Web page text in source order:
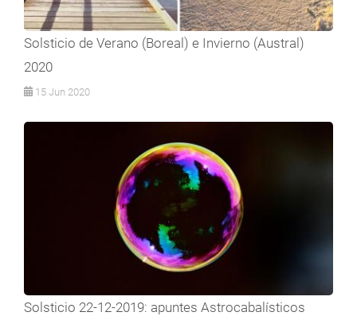
Solsticio de Verano (Boreal) e Invierno (Austral)
2020
15 Jun 2020
Solsticio 22-12-2019: apuntes Astrocabalísticos